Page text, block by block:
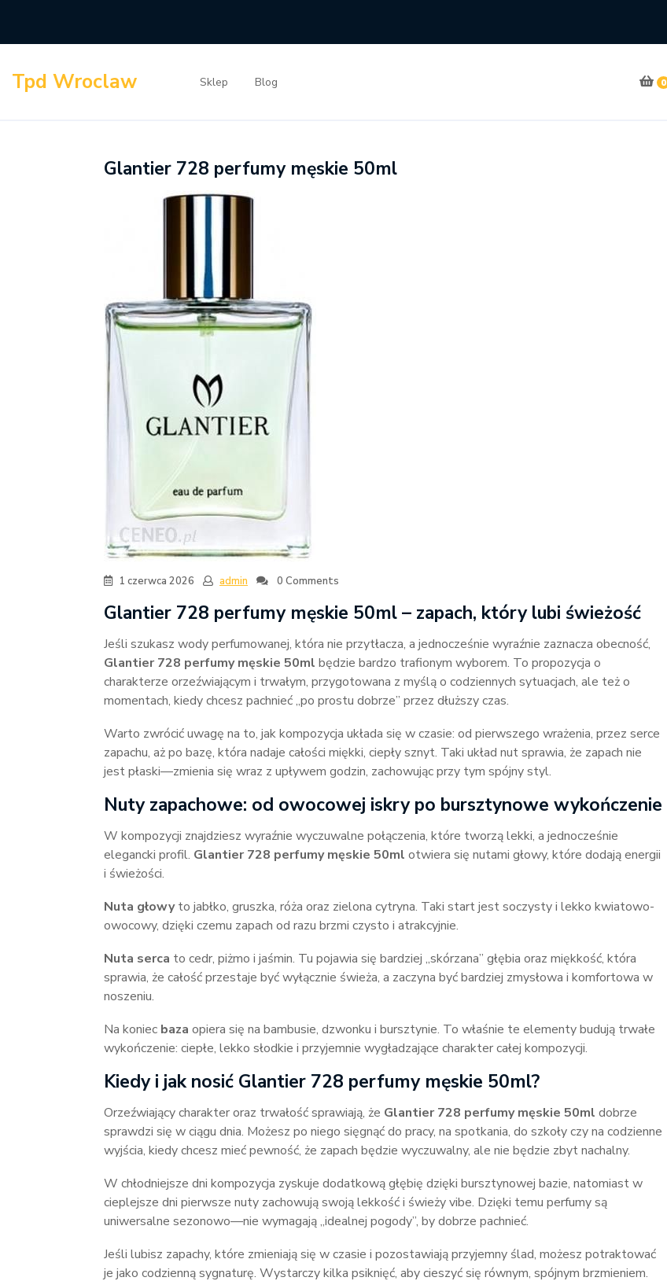
content
Tpd Wroclaw Sklep Blog 0
Glantier 728 perfumy męskie 50ml
1 czerwca 2026 admin 0 Comments
Glantier 728 perfumy męskie 50ml – zapach, który lubi świeżość
Jeśli szukasz wody perfumowanej, która nie przytłacza, a jednocześnie wyraźnie zaznacza obecność,
Glantier 728 perfumy męskie 50ml będzie bardzo trafionym wyborem. To propozycja o
charakterze orzeźwiającym i trwałym, przygotowana z myślą o codziennych sytuacjach, ale też o
momentach, kiedy chcesz pachnieć „po prostu dobrze” przez dłuższy czas.
Warto zwrócić uwagę na to, jak kompozycja układa się w czasie: od pierwszego wrażenia, przez serce
zapachu, aż po bazę, która nadaje całości miękki, ciepły sznyt. Taki układ nut sprawia, że zapach nie
jest płaski—zmienia się wraz z upływem godzin, zachowując przy tym spójny styl.
Nuty zapachowe: od owocowej iskry po bursztynowe wykończenie
W kompozycji znajdziesz wyraźnie wyczuwalne połączenia, które tworzą lekki, a jednocześnie
elegancki profil. Glantier 728 perfumy męskie 50ml otwiera się nutami głowy, które dodają energii
i świeżości.
Nuta głowyto jabłko, gruszka, róża oraz zielona cytryna. Taki start jest soczysty i lekko kwiatowo-
owocowy, dzięki czemu zapach od razu brzmi czysto i atrakcyjnie.
Nuta serca to cedr, piżmo i jaśmin. Tu pojawia się bardziej „skórzana” głębia oraz miękkość, która
sprawia, że całość przestaje być wyłącznie świeża, a zaczyna być bardziej zmysłowa i komfortowa w
noszeniu.
Na koniec baza opiera się na bambusie, dzwonku i bursztynie. To właśnie te elementy budują trwałe
wykończenie: ciepłe, lekko słodkie i przyjemnie wygładzające charakter całej kompozycji.
Kiedy i jak nosić Glantier 728 perfumy męskie 50ml?
Orzeźwiający charakter oraz trwałość sprawiają, że Glantier 728 perfumy męskie 50ml dobrze
sprawdzi się w ciągu dnia. Możesz po niego sięgnąć do pracy, na spotkania, do szkoły czy na codzienne
wyjścia, kiedy chcesz mieć pewność, że zapach będzie wyczuwalny, ale nie będzie zbyt nachalny.
W chłodniejsze dni kompozycja zyskuje dodatkową głębię dzięki bursztynowej bazie, natomiast w
cieplejsze dni pierwsze nuty zachowują swoją lekkość i świeży vibe. Dzięki temu perfumy są
uniwersalne sezonowo—nie wymagają „idealnej pogody”, by dobrze pachnieć.
Jeśli lubisz zapachy, które zmieniają się w czasie i pozostawiają przyjemny ślad, możesz potraktować
je jako codzienną sygnaturę. Wystarczy kilka psiknięć, aby cieszyć się równym, spójnym brzmieniem.